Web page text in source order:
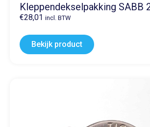
Kleppendekselpakking SABB
€28,01 incl. BTW
Bekijk product